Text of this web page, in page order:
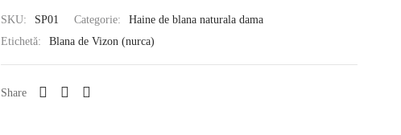
SKU: SP01 Categorie:
Haine de blana naturala dama
Etichetă:
Blana de Vizon (nurca)
Share